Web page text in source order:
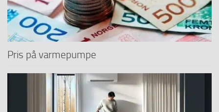
Pris på varmepumpe